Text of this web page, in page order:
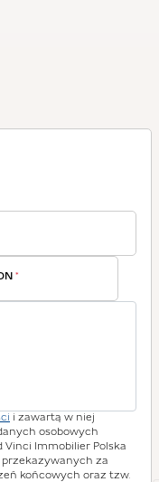
*
i zawartą w niej
osobowych
Immobilier Polska
przekazywanych za
końcowych oraz tzw.